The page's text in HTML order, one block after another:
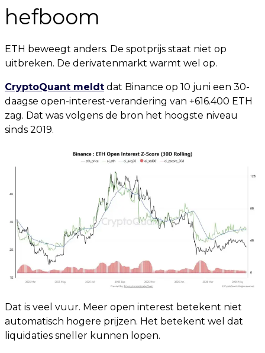
hefboom
ETH beweegt anders. De spotprijs staat niet op
uitbreken. De derivatenmarkt warmt wel op.
CryptoQuant meldt dat Binance op 10 juni een 30-
daagse open-interest-verandering van +616.400 ETH
zag. Dat was volgens de bron het hoogste niveau
sinds 2019.
Dat is veel vuur. Meer open interest betekent niet
automatisch hogere prijzen. Het betekent wel dat
liquidaties sneller kunnen lopen.